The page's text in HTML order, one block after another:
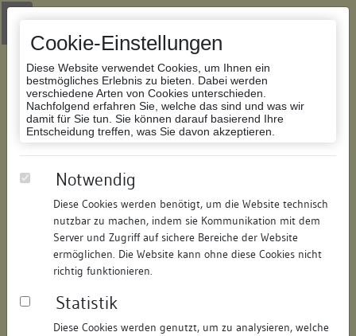
Cookie-Einstellungen
Diese Website verwendet Cookies, um Ihnen ein
bestmögliches Erlebnis zu bieten. Dabei werden
verschiedene Arten von Cookies unterschieden.
Nachfolgend erfahren Sie, welche das sind und was wir
damit für Sie tun. Sie können darauf basierend Ihre
Entscheidung treffen, was Sie davon akzeptieren.
Notwendig
Diese Cookies werden benötigt, um die Website technisch
nutzbar zu machen, indem sie Kommunikation mit dem
Server und Zugriff auf sichere Bereiche der Website
ermöglichen. Die Website kann ohne diese Cookies nicht
richtig funktionieren.
Statistik
Diese Cookies werden genutzt, um zu analysieren, welche
Zur Navigation springen
Zum Inhalt der Website springen
Datenbank Bauforschung/Restaurierung
206078019515/Datum:17.07.2013
Datenbestand:
Bauforschung
Als PDF herunterladen:
Objektdaten